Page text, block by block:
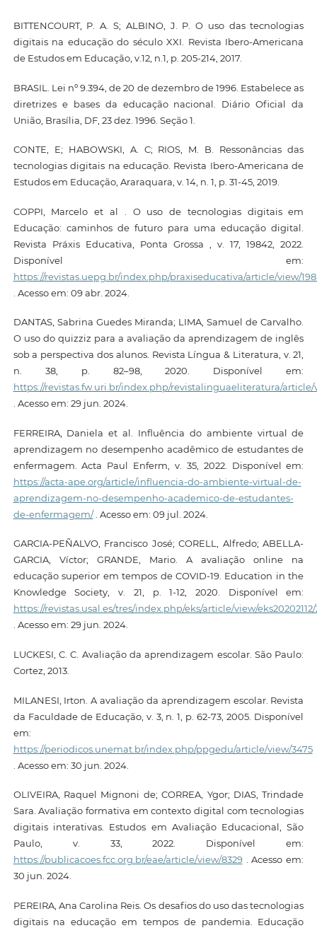
BITTENCOURT, P. A. S; ALBINO, J. P. O uso das tecnologias
digitais na educação do século XXI. Revista Ibero-Americana
de Estudos em Educação, v.12, n.1, p. 205-214, 2017.
BRASIL. Lei nº 9.394, de 20 de dezembro de 1996. Estabelece as
diretrizes e bases da educação nacional. Diário Oficial da
União, Brasília, DF, 23 dez. 1996. Seção 1.
CONTE, E; HABOWSKI, A. C; RIOS, M. B. Ressonâncias das
tecnologias digitais na educação. Revista Ibero-Americana de
Estudos em Educação, Araraquara, v. 14, n. 1, p. 31-45, 2019.
COPPI, Marcelo et al . O uso de tecnologias digitais em
Educação: caminhos de futuro para uma educação digital.
Revista Práxis Educativa, Ponta Grossa , v. 17, 19842, 2022.
Disponível em:
https://revistas.uepg.br/index.php/praxiseducativa/article/view/
. Acesso em: 09 abr. 2024.
DANTAS, Sabrina Guedes Miranda; LIMA, Samuel de Carvalho.
O uso do quizziz para a avaliação da aprendizagem de inglês
sob a perspectiva dos alunos. Revista Língua & Literatura, v. 21,
n. 38, p. 82–98, 2020. Disponível em:
https://revistas.fw.uri.br/index.php/revistalinguaeliteratura/article/
. Acesso em: 29 jun. 2024.
FERREIRA, Daniela et al. Influência do ambiente virtual de
aprendizagem no desempenho acadêmico de estudantes de
enfermagem. Acta Paul Enferm, v. 35, 2022. Disponível em:
https://acta-ape.org/article/influencia-do-ambiente-virtual-de-
aprendizagem-no-desempenho-academico-de-estudantes-
de-enfermagem/. Acesso em: 09 jul. 2024.
GARCIA-PEÑALVO, Francisco José; CORELL, Alfredo; ABELLA-
GARCIA, Víctor; GRANDE, Mario. A avaliação online na
educação superior em tempos de COVID-19. Education in the
Knowledge Society, v. 21, p. 1-12, 2020. Disponível em:
https://revistas.usal.es/tres/index.php/eks/article/view/eks20202112/
. Acesso em: 29 jun. 2024.
LUCKESI, C. C. Avaliação da aprendizagem escolar. São Paulo:
Cortez, 2013.
MILANESI, Irton. A avaliação da aprendizagem escolar. Revista
da Faculdade de Educação, v. 3, n. 1, p. 62-73, 2005. Disponível
em:
https://periodicos.unemat.br/index.php/ppgedu/article/view/3475
. Acesso em: 30 jun. 2024.
OLIVEIRA, Raquel Mignoni de; CORREA, Ygor; DIAS, Trindade
Sara. Avaliação formativa em contexto digital com tecnologias
digitais interativas. Estudos em Avaliação Educacional, São
Paulo, v. 33, 2022. Disponível em:
https://publicacoes.fcc.org.br/eae/article/view/8329. Acesso em:
30 jun. 2024.
PEREIRA, Ana Carolina Reis. Os desafios do uso das tecnologias
digitais na educação em tempos de pandemia. Educação